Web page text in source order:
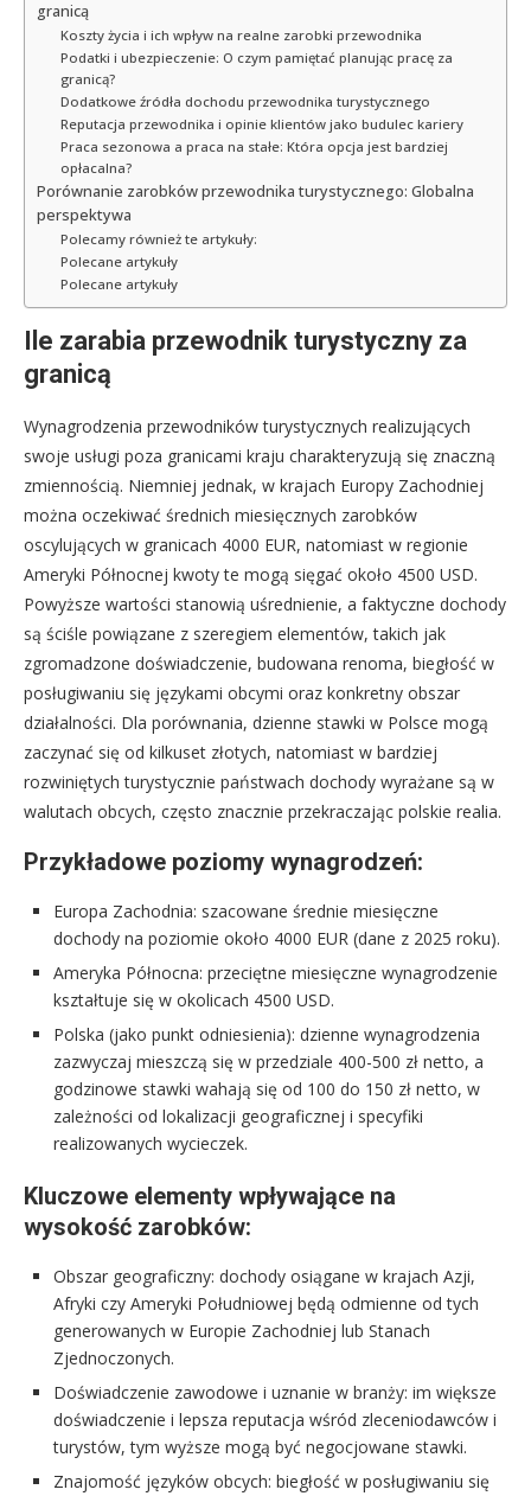
granicą
Koszty życia i ich wpływ na realne zarobki przewodnika
Podatki i ubezpieczenie: O czym pamiętać planując pracę za
granicą?
Dodatkowe źródła dochodu przewodnika turystycznego
Reputacja przewodnika i opinie klientów jako budulec kariery
Praca sezonowa a praca na stałe: Która opcja jest bardziej
opłacalna?
Porównanie zarobków przewodnika turystycznego: Globalna
perspektywa
Polecamy również te artykuły:
Polecane artykuły
Polecane artykuły
Ile zarabia przewodnik turystyczny za
granicą
Wynagrodzenia przewodników turystycznych realizujących
swoje usługi poza granicami kraju charakteryzują się znaczną
zmiennością. Niemniej jednak, w krajach Europy Zachodniej
można oczekiwać średnich miesięcznych zarobków
oscylujących w granicach 4000 EUR, natomiast w regionie
Ameryki Północnej kwoty te mogą sięgać około 4500 USD.
Powyższe wartości stanowią uśrednienie, a faktyczne dochody
są ściśle powiązane z szeregiem elementów, takich jak
zgromadzone doświadczenie, budowana renoma, biegłość w
posługiwaniu się językami obcymi oraz konkretny obszar
działalności. Dla porównania, dzienne stawki w Polsce mogą
zaczynać się od kilkuset złotych, natomiast w bardziej
rozwiniętych turystycznie państwach dochody wyrażane są w
walutach obcych, często znacznie przekraczając polskie realia.
Przykładowe poziomy wynagrodzeń:
Europa Zachodnia: szacowane średnie miesięczne
dochody na poziomie około 4000 EUR (dane z 2025 roku).
Ameryka Północna: przeciętne miesięczne wynagrodzenie
kształtuje się w okolicach 4500 USD.
Polska (jako punkt odniesienia): dzienne wynagrodzenia
zazwyczaj mieszczą się w przedziale 400-500 zł netto, a
godzinowe stawki wahają się od 100 do 150 zł netto, w
zależności od lokalizacji geograficznej i specyfiki
realizowanych wycieczek.
Kluczowe elementy wpływające na
wysokość zarobków:
Obszar geograficzny: dochody osiągane w krajach Azji,
Afryki czy Ameryki Południowej będą odmienne od tych
generowanych w Europie Zachodniej lub Stanach
Zjednoczonych.
Doświadczenie zawodowe i uznanie w branży: im większe
doświadczenie i lepsza reputacja wśród zleceniodawców i
turystów, tym wyższe mogą być negocjowane stawki.
Znajomość języków obcych: biegłość w posługiwaniu się